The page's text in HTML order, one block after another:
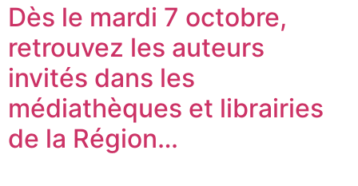
Dès le mardi 7 octobre,
retrouvez les auteurs
invités dans les
médiathèques et librairies
de la Région…